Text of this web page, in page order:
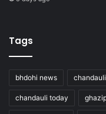
Tags
bhdohi news chandauli
chandauli today